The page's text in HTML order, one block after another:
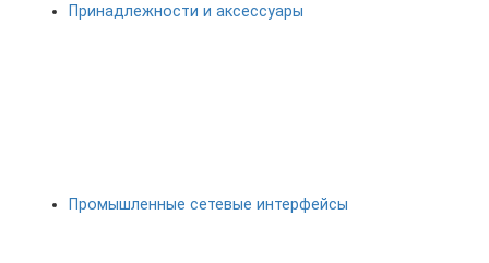
Принадлежности и аксессуары
Промышленные сетевые интерфейсы